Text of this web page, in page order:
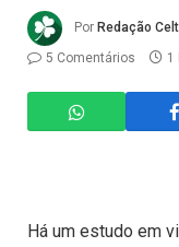
Por Redação
5 Comentários
1
Há um estudo em